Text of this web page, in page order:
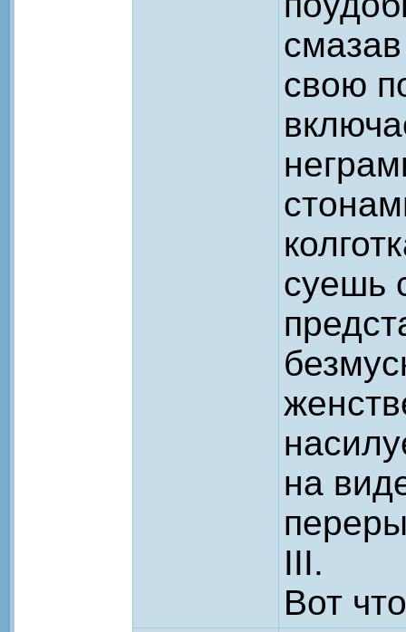
свою
суешь
на
III.
Вот